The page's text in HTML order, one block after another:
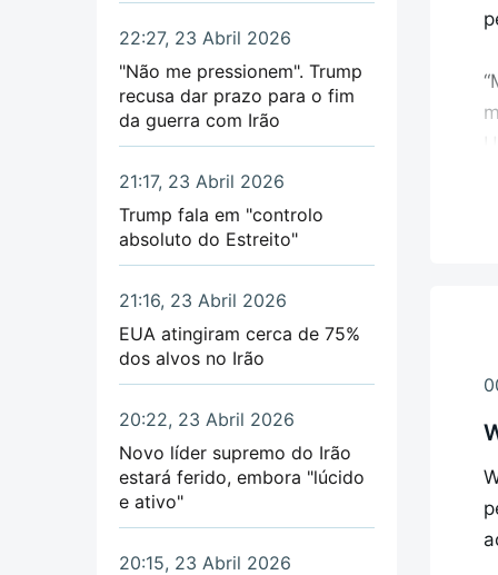
22:27, 23 Abril 2026
"Não me pressionem". Trump
recusa dar prazo para o fim
da guerra com Irão
21:17, 23 Abril 2026
Trump fala em "controlo
absoluto do Estreito"
21:16, 23 Abril 2026
EUA atingiram cerca de 75%
dos alvos no Irão
20:22, 23 Abril 2026
Novo líder supremo do Irão
estará ferido, embora "lúcido
e ativo"
20:15, 23 Abril 2026